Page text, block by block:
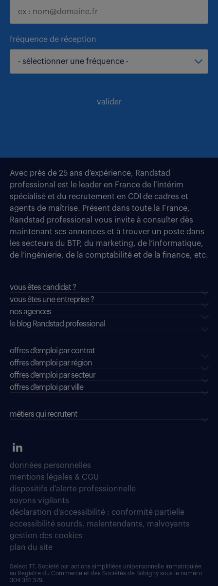
fréquence de réception
- sélectionner une fréquence -
valider
Avec près de 25 ans d’expérience, Randstad
professional est le leader en France de l’intérim
spécialisé et du recrutement en CDI de cadres et
agents de maîtrise. Présent dans toute la France,
Randstad professional vous invite à consulter dès
maintenant ses annonces et à trouver un poste dans
les secteurs du BTP, du marketing, de l’informatique,
de l’ingénierie, de la comptabilité et de la finance, etc.
vous êtes candidat ?
vous êtes une entreprise ?
nos agences
le blog Randstad professional
offres d'emploi par contrat
offres d'emploi par région
offres d'emploi par secteur
offres d’emploi par ville
métiers qui recrutent
données personnelles
mentions légales & CGU
dispositifs d'alerte professionnelle
soyons vigilants
déclaration d'accessibilité : conformité partielle
accessibilité sourds, malentendants, malvoyants
gestion des cookies
plan du site
Select TT, Société par actions simplifiées unipersonnelle immatriculée
au Registre du Commerce et des Sociétés de Bobigny sous le numéro
304 381 379.